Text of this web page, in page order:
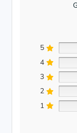
5
4
3
2
1